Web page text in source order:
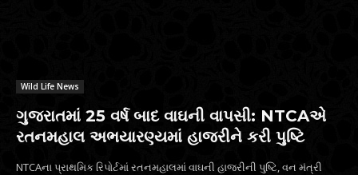
Wild Life News
ગુજરાતમાં 25 વર્ષ બાદ વાઘની વાપસી: NTCAએ
રતનમહાલ અભયારણ્યમાં હાજરીને કરી પુષ્ટિ
NTCAના પ્રાથમિક રિપોર્ટમાં રતનમહાલમાં વાઘની હાજરીની પુષ્ટિ, વન મંત્રી